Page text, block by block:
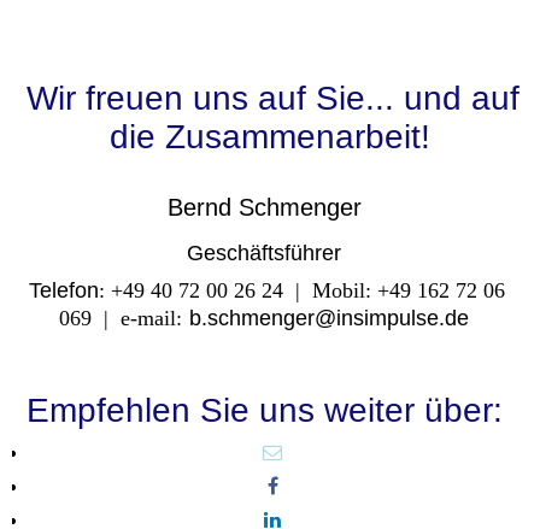
Wir freuen uns auf Sie... und auf
die Zusammenarbeit!
Bernd Schmenger
Geschäftsführer
Telefon: +49 40 72 00 26 24 | Mobil: +49 162 72 06
069 | e-mail: b.schmenger@insimpulse.de
Empfehlen Sie uns weiter über: